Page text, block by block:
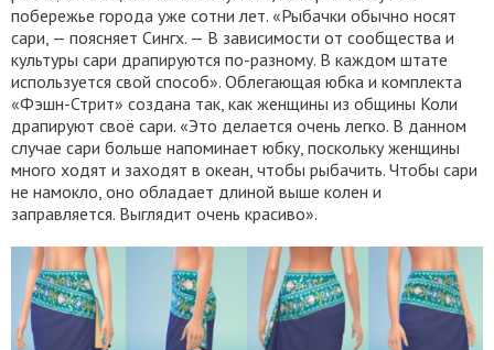
побережье города уже сотни лет. «Рыбачки обычно носят
сари, — поясняет Сингх. — В зависимости от сообщества и
культуры сари драпируются по-разному. В каждом штате
используется свой способ». Облегающая юбка и комплекта
«Фэшн-Стрит» создана так, как женщины из общины Коли
драпируют своё сари. «Это делается очень легко. В данном
случае сари больше напоминает юбку, поскольку женщины
много ходят и заходят в океан, чтобы рыбачить. Чтобы сари
не намокло, оно обладает длиной выше колен и
заправляется. Выглядит очень красиво».